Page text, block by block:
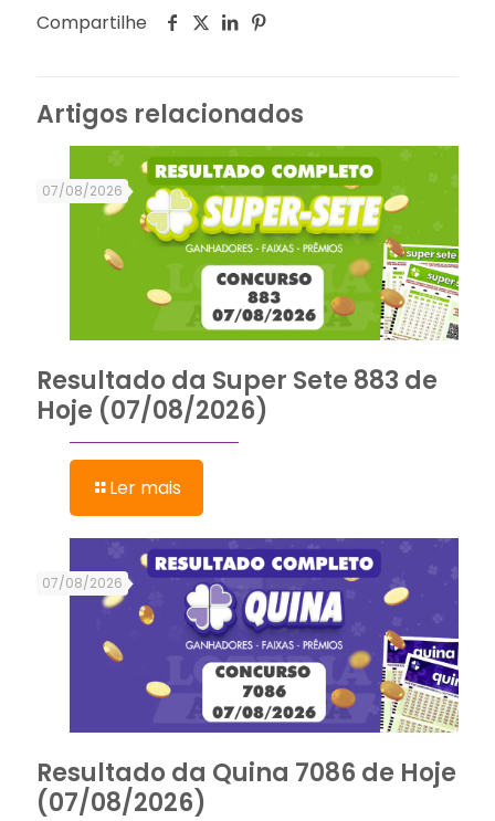
Compartilhe
Artigos relacionados
07/08/2026
Resultado da Super Sete 883 de
Hoje (07/08/2026)
Ler mais
07/08/2026
Resultado da Quina 7086 de Hoje
(07/08/2026)